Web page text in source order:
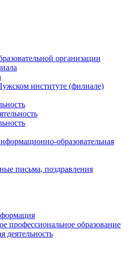
организации
институте (филиале)
образовательная
письма, поздравления
профессиональное образование
деятельность